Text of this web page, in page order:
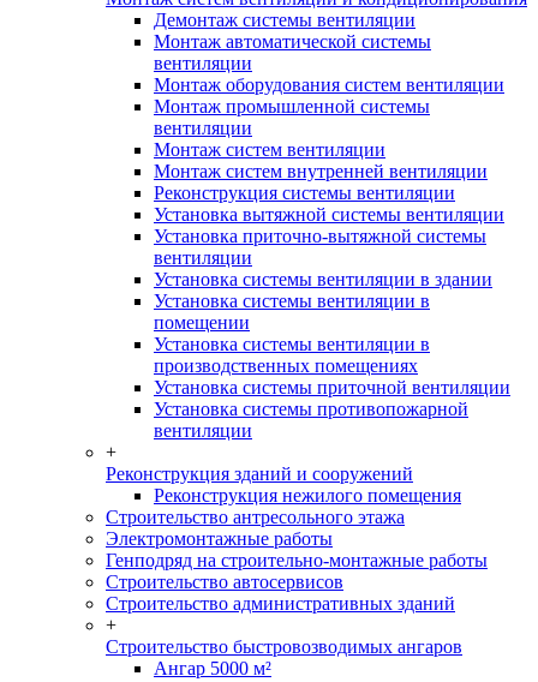
Демонтаж системы вентиляции
Монтаж автоматической системы
вентиляции
Монтаж оборудования систем вентиляции
Монтаж промышленной системы
вентиляции
Монтаж систем вентиляции
Монтаж систем внутренней вентиляции
Реконструкция системы вентиляции
Установка вытяжной системы вентиляции
Установка приточно-вытяжной системы
вентиляции
Установка системы вентиляции в здании
Установка системы вентиляции в
помещении
Установка системы вентиляции в
производственных помещениях
Установка системы приточной вентиляции
Установка системы противопожарной
вентиляции
+
Реконструкция зданий и сооружений
Реконструкция нежилого помещения
Строительство антресольного этажа
Электромонтажные работы
Генподряд на строительно-монтажные работы
Строительство автосервисов
Строительство административных зданий
+
Строительство быстровозводимых ангаров
Ангар 5000 м²